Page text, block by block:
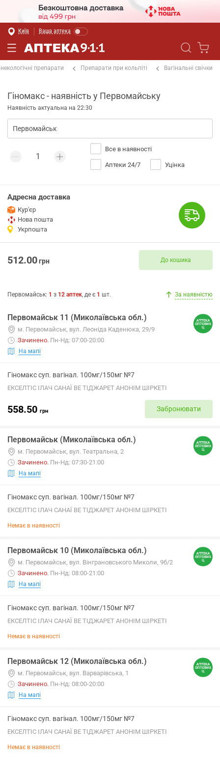
Київ Ваша аптека
препарати Препарати при кольпіті Вагінальні свічки
Гіномакс - наявність у Первомайську
Наявність актуальна на 22:30
Все в наявності
Аптеки 24/7 Уцінка
Адресна доставка
Кур'єр
Нова пошта
Укрпошта
512.00грн До кошика
Первомайськ: 1 з 12 аптек, де є 1 шт. За наявністю
Первомайськ 11 (Миколаївська обл.)
м. Первомайськ, вул. Леоніда Каденюка, 29/9
Зачинено. Пн-Нд: 07:00-20:00
На мапі
Гіномакс суп. вагінал. 100мг/150мг №7
ЕКСЕЛТІС ІЛАЧ САНАЇ ВЕ ТІДЖАРЕТ АНОНІМ ШІРКЕТІ
558.50 грн Забронювати
Первомайськ (Миколаївська обл.)
м. Первомайськ, вул. Театральна, 2
Зачинено. Пн-Нд: 07:30-21:00
На мапі
Гіномакс суп. вагінал. 100мг/150мг №7
ЕКСЕЛТІС ІЛАЧ САНАЇ ВЕ ТІДЖАРЕТ АНОНІМ ШІРКЕТІ
Немає в наявності
Первомайськ 10 (Миколаївська обл.)
м. Первомайськ, вул. Вінграновського Миколи, 9б/2
Зачинено. Пн-Нд: 08:00-21:00
На мапі
Гіномакс суп. вагінал. 100мг/150мг №7
ЕКСЕЛТІС ІЛАЧ САНАЇ ВЕ ТІДЖАРЕТ АНОНІМ ШІРКЕТІ
Немає в наявності
Первомайськ 12 (Миколаївська обл.)
м. Первомайськ, вул. Варварівська, 1
Зачинено. Пн-Нд: 08:00-20:00
На мапі
Гіномакс суп. вагінал. 100мг/150мг №7
ЕКСЕЛТІС ІЛАЧ САНАЇ ВЕ ТІДЖАРЕТ АНОНІМ ШІРКЕТІ
Немає в наявності